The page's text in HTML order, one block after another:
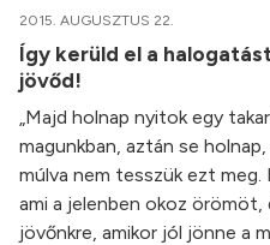
2015. AUGUSZTUS 22.
Így kerüld el a
jövőd!
„Majd holnap nyitok egy
magunkban, aztán se
múlva nem tesszük ezt meg.
ami a jelenben okoz örömöt,
jövőnkre, amikor jól jönne a